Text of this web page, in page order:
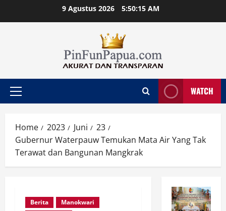
9 Agustus 2026 5:50:16 AM
Primary
WATCH
Home 2023 Juni
23
Gubernur Waterpauw Temukan Mata Air Yang Tak
Terawat dan Bangunan Mangkrak
Berita
Manokwari